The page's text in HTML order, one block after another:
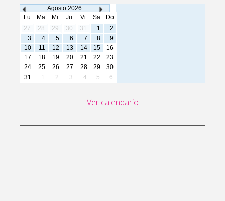
Agosto 2026
Lu
Ma Mi Ju Vi Sa
Do
27
28 29 30 31 1
2
3
4 5 6 7 8
9
10
11 12 13 14 15
16
17
18 19 20 21 22
23
24
25 26 27 28 29
30
31
1 2 3 4 5 6
Ver calendario